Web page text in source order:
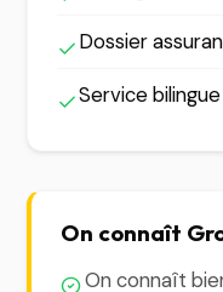
Dossier
Service
On connaît
On connaît